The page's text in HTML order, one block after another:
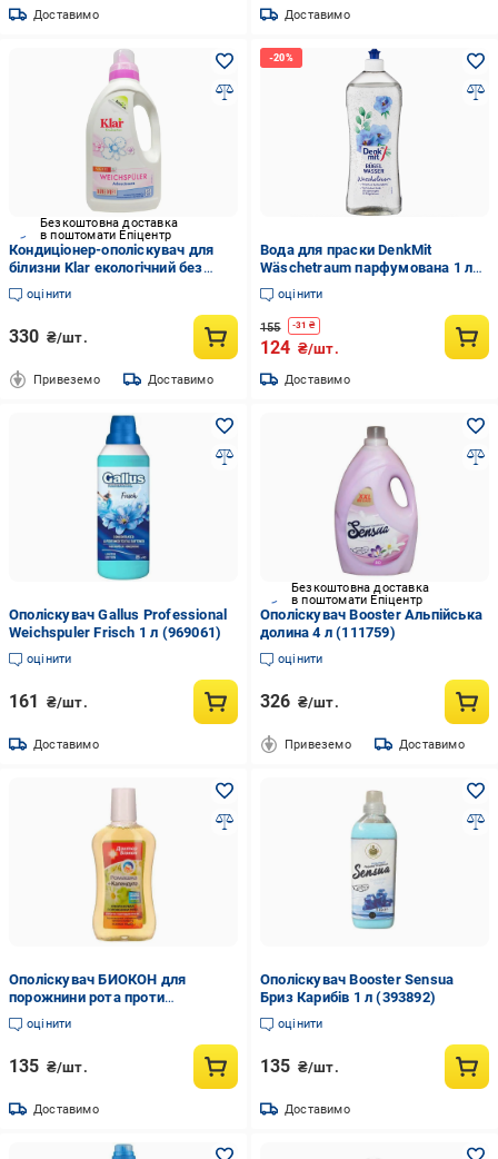
Доставимо Доставимо
Безкоштовна доставка
в поштомати Епіцентр
Кондиціонер-ополіскувач для
білизни Klar екологічний без
запаху 750 мл
оцінити
330 ₴/шт.
Привеземо Доставимо
Вода для праски DenkMit
Wäschetraum парфумована 1 л
(EPI-15102025-691)
оцінити
155 -31 ₴
124 ₴/шт.
Доставимо
Ополіскувач Gallus Professional
Weichspuler Frisch 1 л (969061)
оцінити
161 ₴/шт.
Доставимо
Безкоштовна доставка
в поштомати Епіцентр
Ополіскувач Booster Альпійська
долина 4 л (111759)
оцінити
326 ₴/шт.
Привеземо Доставимо
Ополіскувач БИОКОН для
порожнини рота проти
парадонтозу ромашка та
календу 300 мл (224635)
оцінити
135 ₴/шт.
Доставимо
Ополіскувач Booster Sensua
Бриз Карибів 1 л (393892)
оцінити
135 ₴/шт.
Доставимо